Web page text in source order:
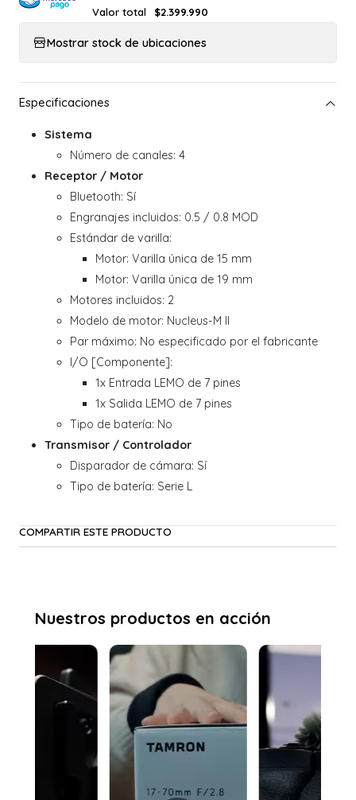
Valor total $2.399.990
Mostrar stock de ubicaciones
Sistema
Número de canales: 4
Receptor / Motor
Bluetooth: Sí
Engranajes incluidos: 0.5 / 0.8 MOD
Estándar de varilla:
Motor: Varilla única de 15 mm
Motor: Varilla única de 19 mm
Motores incluidos: 2
Modelo de motor: Nucleus-M II
Par máximo: No especificado por el fabricante
I/O [Componente]:
1x Entrada LEMO de 7 pines
1x Salida LEMO de 7 pines
Tipo de batería: No
Transmisor / Controlador
Disparador de cámara: Sí
Tipo de batería: Serie L
COMPARTIR ESTE PRODUCTO